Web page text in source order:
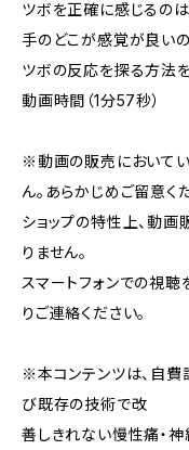
ツボを正確に感じるの
手のどこが感覚が良い
ツボの反応を探る方法
動画時間（1分57秒）
※動画の販売において
ん。あらかじめご留意く
ショップの特性上、動画
りません。
スマートフォンでの視
りご連絡ください。
※本コンテンツは、自費
び既存の技術で改
善しきれない慢性痛・